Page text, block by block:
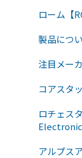
ローム【
製品につ
注目メー
コアスタ
ロチェス
アルプス